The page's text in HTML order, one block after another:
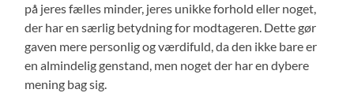
på jeres fælles minder, jeres unikke forhold eller noget,
der har en særlig betydning for modtageren. Dette gør
gaven mere personlig og værdifuld, da den ikke bare er
en almindelig genstand, men noget der har en dybere
mening bag sig.